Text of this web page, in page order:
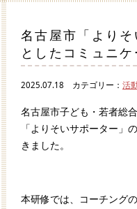
名古屋市「より
としたコミュニ
2025.07.18 カテゴリー： 活
名古屋市子ども・若者総
「よりそいサポーター」
きました。
本研修では、コーチング